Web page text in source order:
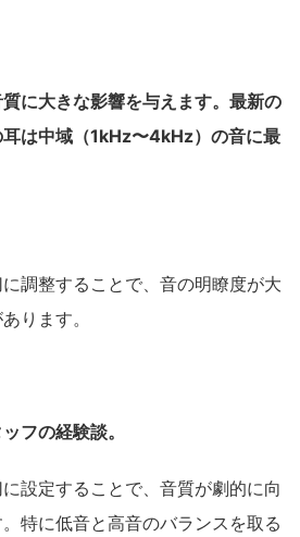
に大きな影響を与えます。最新の
は中域（1kHz〜4kHz）の音に最
調整することで、音の明瞭度が大
ります。
フの経験談。
に設定することで、音質が劇的に向
特に低音と高音のバランスを取る